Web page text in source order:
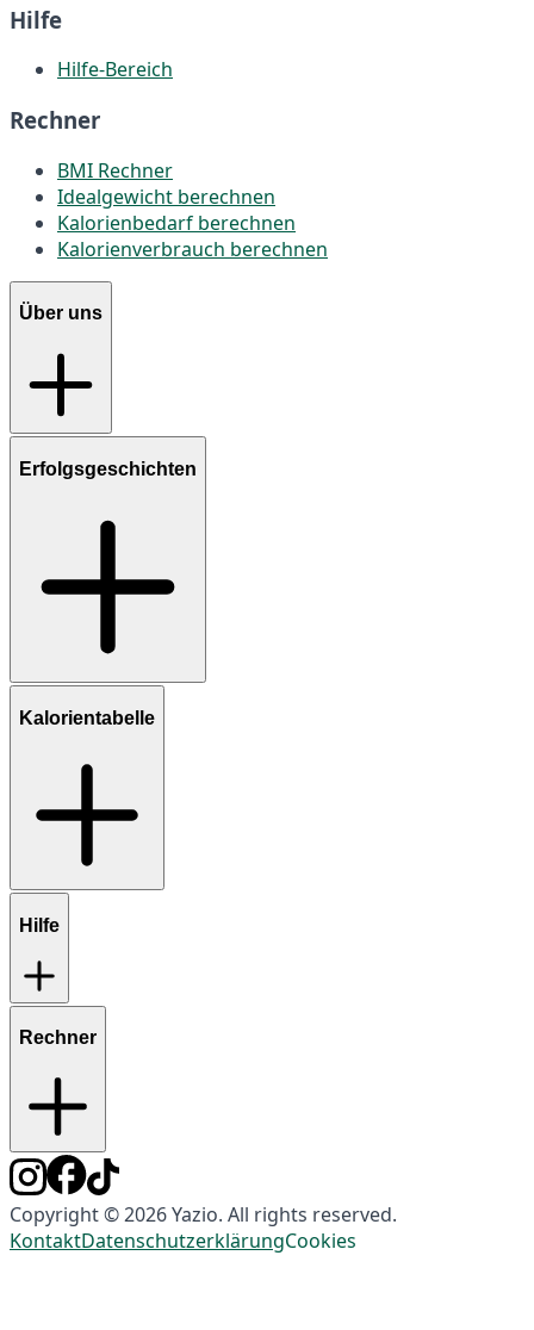
Hilfe
Hilfe-Bereich
Rechner
BMI Rechner
Idealgewicht berechnen
Kalorienbedarf berechnen
Kalorienverbrauch berechnen
Über uns
Erfolgsgeschichten
Kalorientabelle
Hilfe
Rechner
Copyright © 2026 Yazio. All rights reserved.
KontaktDatenschutzerklärungCookies